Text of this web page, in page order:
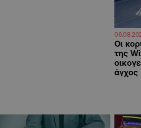
Οι
της
άγχος